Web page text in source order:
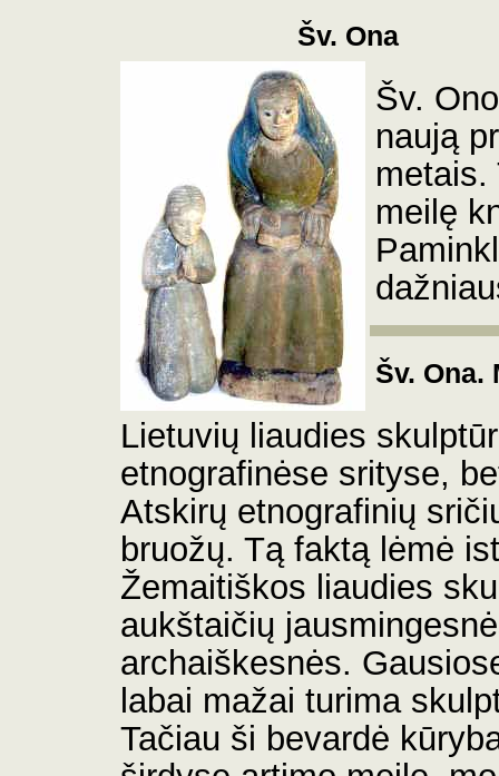
Šv. Ona
Šv.
naują
metais.
meilę
Šv.
Lietuvių liaudies
etnografinėse srityse,
Atskirų etnografinių
bruožų. Tą faktą lėmė
Žemaitiškos liaudies
aukštaičių
archaiškesnės.
labai mažai turima
Tačiau ši bevardė